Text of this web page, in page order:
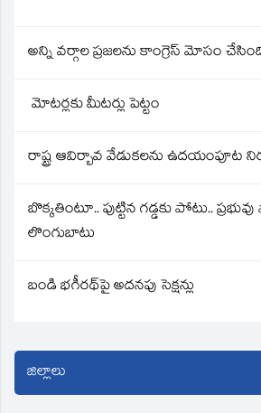
అన్ని వర్గాల ప్రజలను కాంగ్రెస్ మోసం
మోటర్లకు మీటర్లు పెట్టం
రాష్ట్ర ఆవిర్బావ వేడుకలను ఉదయంపూట
బొక్కతింటూ.. పుట్టిన గడ్డకు పోటు..
లొంగుబాటు
బండి భగీరథ్‌పై అదనపు సెక్షన్లు